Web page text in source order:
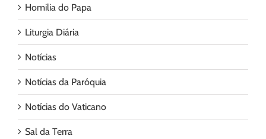
Homilia do Papa
Liturgia Diária
Notícias
Notícias da Paróquia
Notícias do Vaticano
Sal da Terra